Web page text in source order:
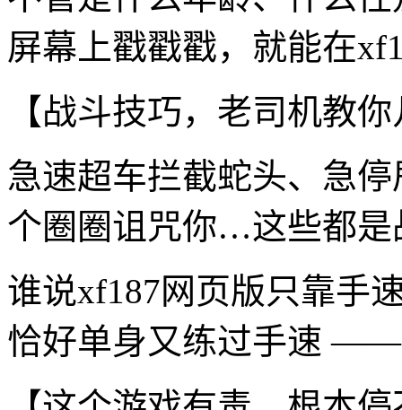
屏幕上戳戳戳，就能在
【战斗技巧，老司机教
急速超车拦截蛇头、急
个圈圈诅咒你…这些都是
谁说xf187网页版只靠手
恰好单身又练过手速